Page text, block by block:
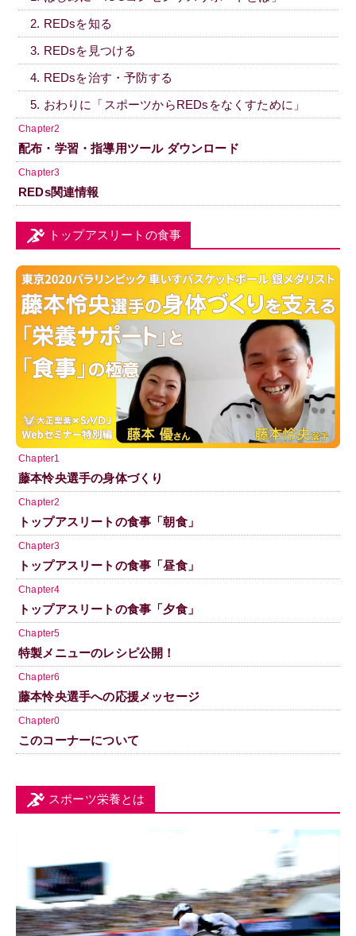
2. REDsを知る
3. REDsを見つける
4. REDsを治す・予防する
5. おわりに「スポーツからREDsをなくすために」
Chapter2
配布・学習・指導用ツール ダウンロード
Chapter3
REDs関連情報
トップアスリートの食事
Chapter1
藤本怜央選手の身体づくり
Chapter2
トップアスリートの食事「朝食」
Chapter3
トップアスリートの食事「昼食」
Chapter4
トップアスリートの食事「夕食」
Chapter5
特製メニューのレシピ公開！
Chapter6
藤本怜央選手への応援メッセージ
Chapter0
このコーナーについて
スポーツ栄養とは